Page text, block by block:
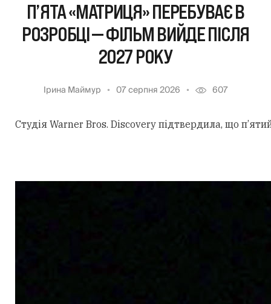
П’ЯТА «МАТРИЦЯ» ПЕРЕБУВАЄ В
РОЗРОБЦІ — ФІЛЬМ ВИЙДЕ ПІСЛЯ
2027 РОКУ
Ірина Маймур 07 серпня 2026 607
Студія Warner Bros. Discovery підтвердила, що